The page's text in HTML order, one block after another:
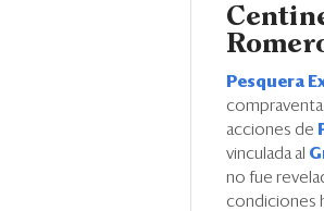
Pesquera
acciones de
vinculada al
no fue
condiciones